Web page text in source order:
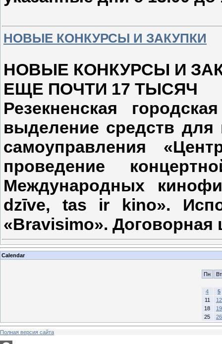
НОВЫЕ КОНКУРСЫ И ЗАКУПКИ
НОВЫЕ КОНКУРСЫ И
ЕЩЕ ПОЧТИ 17 ТЫСЯЧ
Резекненская
выделение средств для
самоуправления
проведение
Международных
dzīve, tas ir kino».
«Bravisimo». Договорная
Calendar
Пн Вт
4
5
11
12
18
19
25
26
Полная версия сайта